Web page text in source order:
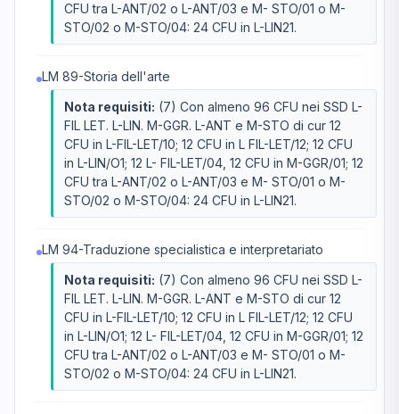
CFU tra L-ANT/02 o L-ANT/03 e M- STO/01 o M-
STO/02 o M-STO/04: 24 CFU in L-LIN21.
LM 89-Storia dell'arte
Nota requisiti: (7) Con almeno 96 CFU nei SSD L-
FIL LET. L-LIN. M-GGR. L-ANT e M-STO di cur 12
CFU in L-FIL-LET/10; 12 CFU in L FIL-LET/12; 12 CFU
in L-LIN/O1; 12 L- FIL-LET/04, 12 CFU in M-GGR/01; 12
CFU tra L-ANT/02 o L-ANT/03 e M- STO/01 o M-
STO/02 o M-STO/04: 24 CFU in L-LIN21.
LM 94-Traduzione specialistica e interpretariato
Nota requisiti: (7) Con almeno 96 CFU nei SSD L-
FIL LET. L-LIN. M-GGR. L-ANT e M-STO di cur 12
CFU in L-FIL-LET/10; 12 CFU in L FIL-LET/12; 12 CFU
in L-LIN/O1; 12 L- FIL-LET/04, 12 CFU in M-GGR/01; 12
CFU tra L-ANT/02 o L-ANT/03 e M- STO/01 o M-
STO/02 o M-STO/04: 24 CFU in L-LIN21.